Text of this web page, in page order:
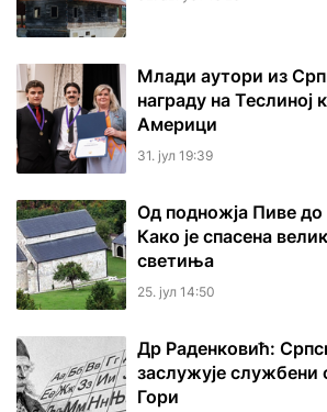
Млади аутори из
награду на Теслиној
Америци
31. јул 19:39
Од подножја Пиве до
Како је спасена
светиња
25. јул 14:50
Др Раденковић:
заслужује службени
Гори